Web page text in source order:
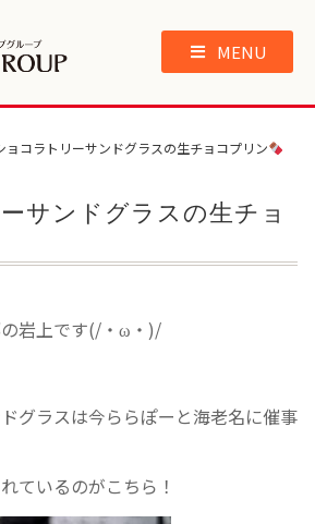
MENU
ョコラトリーサンドグラスの生チョコプリン
サンドグラスの生チョ
岩上です(/・ω・)/
グラスは今ららぽーと海老名に催事
ているのがこちら！